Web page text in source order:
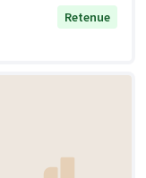
Retenue